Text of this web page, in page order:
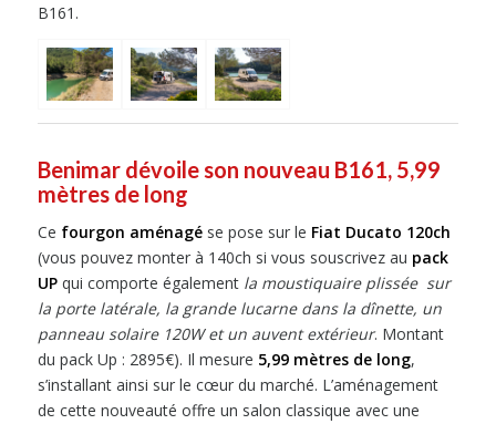
B161.
Benimar dévoile son nouveau B161, 5,99
mètres de long
Ce fourgon aménagése pose sur le Fiat Ducato 120ch
(vous pouvez monter à 140ch si vous souscrivez au pack
UPqui comporte également la moustiquaire plissée sur
la porte latérale, la grande lucarne dans la dînette, un
panneau solaire 120W et un auvent extérieur. Montant
du pack Up : 2895€). Il mesure 5,99 mètres de long,
s’installant ainsi sur le cœur du marché. L’aménagement
de cette nouveauté offre un salon classique avec une